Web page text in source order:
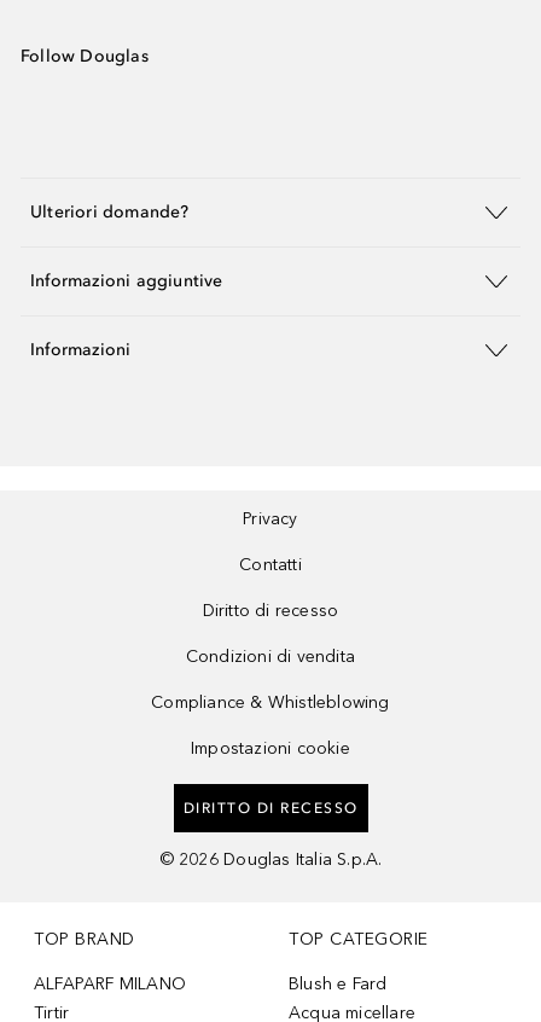
Follow Douglas
Ulteriori domande?
Informazioni aggiuntive
Informazioni
Privacy
Contatti
Diritto di recesso
Condizioni di vendita
Compliance & Whistleblowing
Impostazioni cookie
DIRITTO DI RECESSO
© 2026 Douglas Italia S.p.A.
TOP BRAND
ALFAPARF MILANO
Tirtir
TOP CATEGORIE
Blush e Fard
Acqua micellare